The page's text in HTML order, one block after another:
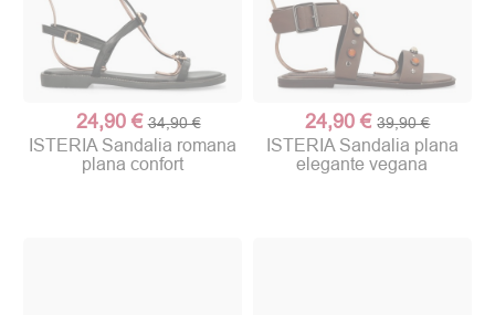
(1 nota)
24,90 € 34,90 €
ISTERIA Sandalia romana
plana confort
24,90 € 39,90 €
ISTERIA Sandalia plana
elegante vegana